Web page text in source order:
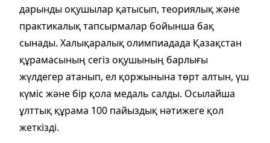
дарынды оқушылар қатысып, теориялық және
практикалық тапсырмалар бойынша бақ
сынады. Халықаралық олимпиадада Қазақстан
құрамасының сегіз оқушының барлығы
жүлдегер атанып, ел қоржынына төрт алтын, үш
күміс және бір қола медаль салды. Осылайша
ұлттық құрама 100 пайыздық нәтижеге қол
жеткізді.